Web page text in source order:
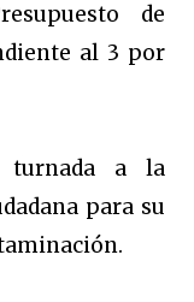
de
al 3 por
turnada a la
para su